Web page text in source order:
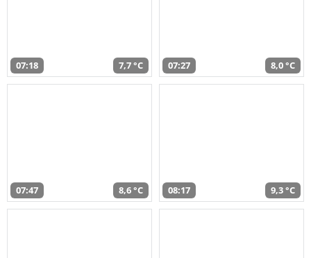
07:18 7,7 °C 07:27 8,0 °C
07:47 8,6 °C 08:17 9,3 °C